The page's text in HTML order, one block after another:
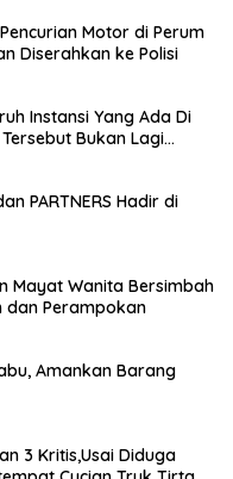
Motor di Perum
Diserahkan ke Polisi
Instansi Yang Ada Di
Bukan Lagi
PARTNERS Hadir di
Mayat Wanita Bersimbah
dan Perampokan
Amankan Barang
3 Kritis,Usai Diduga